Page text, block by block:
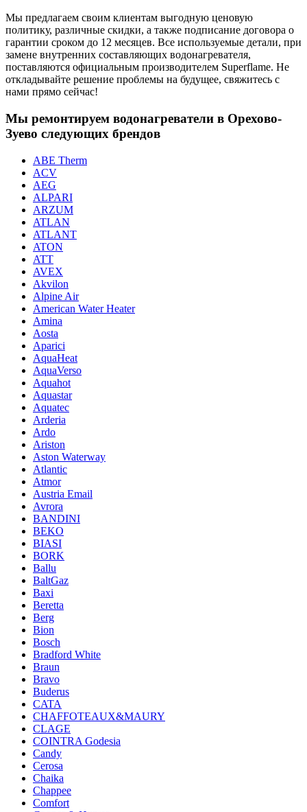
Мы предлагаем своим клиентам выгодную ценовую
политику, различные скидки, а также подписание договора о
гарантии сроком до 12 месяцев. Все используемые детали, при
замене внутренних составляющих водонагревателя,
поставляются официальным производителем Superflame. Не
откладывайте решение проблемы на будущее, свяжитесь с
нами прямо сейчас!
Мы ремонтируем водонагреватели в Орехово-
Зуево следующих брендов
ABE Therm
ACV
AEG
ALPARI
ARZUM
ATLAN
ATLANT
ATON
ATT
AVEX
Akvilon
Alpine Air
American Water Heater
Amina
Aosta
Aparici
AquaHeat
AquaVerso
Aquahot
Aquastar
Aquatec
Arderia
Ardo
Ariston
Aston Waterway
Atlantic
Atmor
Austria Email
Avrora
BANDINI
BEKO
BIASI
BORK
Ballu
BaltGaz
Baxi
Beretta
Berg
Bion
Bosch
Bradford White
Braun
Bravo
Buderus
CATA
CHAFFOTEAUX&MAURY
CLAGE
COINTRA Godesia
Candy
Cerosa
Chaika
Chappee
Comfort